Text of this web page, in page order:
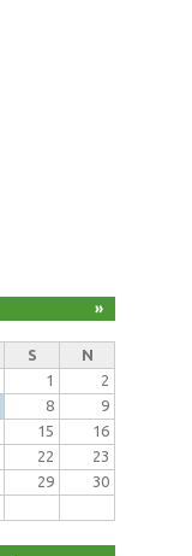
»
S
N
1
2
8
9
15
16
22
23
29
30